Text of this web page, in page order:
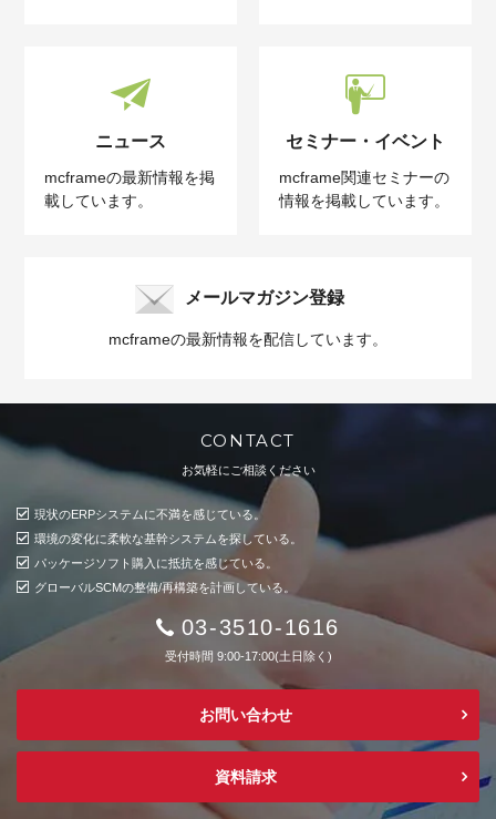
ニュース
mcframeの最新情報を掲
載しています。
セミナー・イベント
mcframe関連セミナーの
情報を掲載しています。
メールマガジン登録
mcframeの最新情報を配信しています。
CONTACT
お気軽にご相談ください
現状のERPシステムに不満を感じている。
環境の変化に柔軟な基幹システムを探している。
パッケージソフト購入に抵抗を感じている。
グローバルSCMの整備/再構築を計画している。
03-3510-1616
受付時間 9:00-17:00(土日除く)
お問い合わせ
資料請求